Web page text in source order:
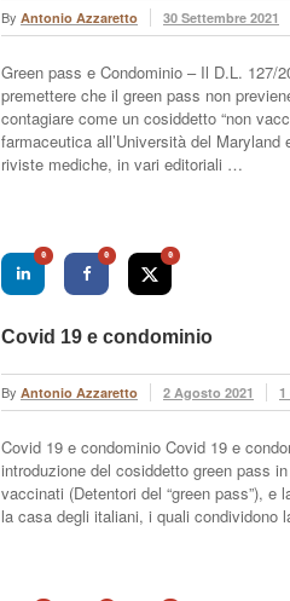
By Antonio Azzaretto 30 Settembre 2021
Green pass e Condominio – Il D.L. 127/
premettere che il green pass non
contagiare come un cosiddetto “non
farmaceutica all’Università del
riviste mediche, in vari editoriali …
0 0 0
Covid 19 e condominio
By Antonio Azzaretto 2 Agosto 2021 1
Covid 19 e condominio Covid 19 e
introduzione del cosiddetto green pass
vaccinati (Detentori del “green pass”),
la casa degli italiani, i quali